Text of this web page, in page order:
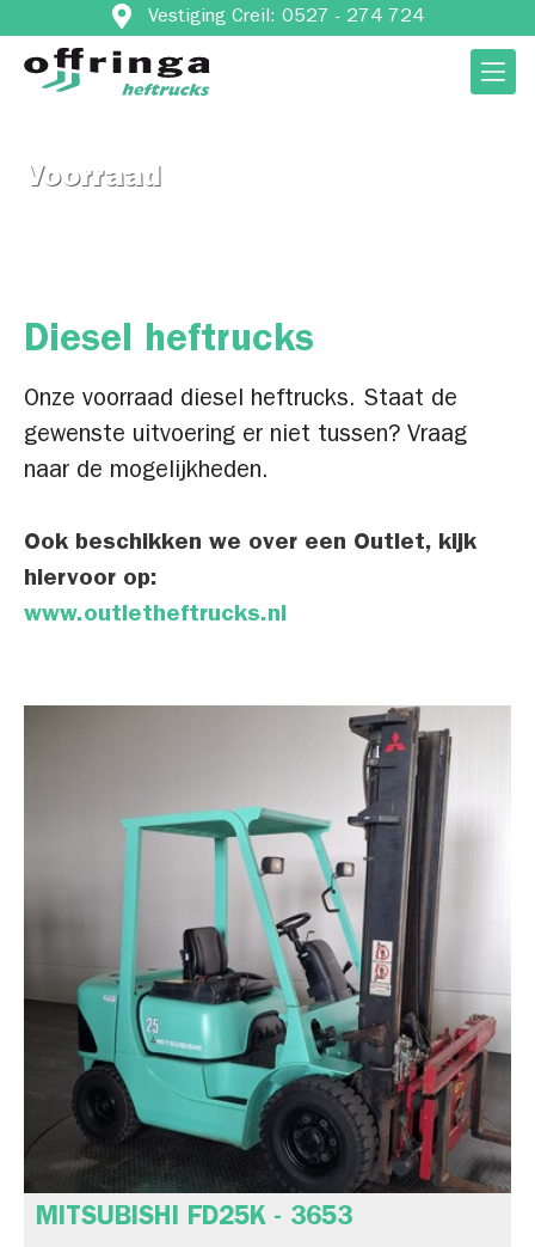
Vestiging Creil: 0527 - 274 724
Voorraad
Diesel heftrucks
Onze voorraad diesel heftrucks. Staat de
gewenste uitvoering er niet tussen? Vraag
naar de mogelijkheden.
Ook beschikken we over een Outlet, kijk
hiervoor op:
www.outletheftrucks.nl
MITSUBISHI FD25K - 3653